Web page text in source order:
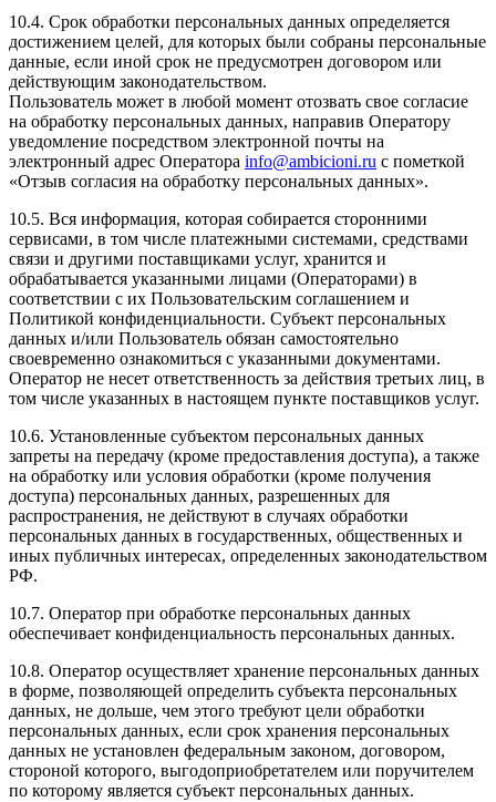
10.4. Срок обработки персональных данных определяется
достижением целей, для которых были собраны персональные
данные, если иной срок не предусмотрен договором или
действующим законодательством.
Пользователь может в любой момент отозвать свое согласие
на обработку персональных данных, направив Оператору
уведомление посредством электронной почты на
электронный адрес Оператора info@ambicioni.ru с пометкой
«Отзыв согласия на обработку персональных данных».
10.5. Вся информация, которая собирается сторонними
сервисами, в том числе платежными системами, средствами
связи и другими поставщиками услуг, хранится и
обрабатывается указанными лицами (Операторами) в
соответствии с их Пользовательским соглашением и
Политикой конфиденциальности. Субъект персональных
данных и/или Пользователь обязан самостоятельно
своевременно ознакомиться с указанными документами.
Оператор не несет ответственность за действия третьих лиц, в
том числе указанных в настоящем пункте поставщиков услуг.
10.6. Установленные субъектом персональных данных
запреты на передачу (кроме предоставления доступа), а также
на обработку или условия обработки (кроме получения
доступа) персональных данных, разрешенных для
распространения, не действуют в случаях обработки
персональных данных в государственных, общественных и
иных публичных интересах, определенных законодательством
РФ.
10.7. Оператор при обработке персональных данных
обеспечивает конфиденциальность персональных данных.
10.8. Оператор осуществляет хранение персональных данных
в форме, позволяющей определить субъекта персональных
данных, не дольше, чем этого требуют цели обработки
персональных данных, если срок хранения персональных
данных не установлен федеральным законом, договором,
стороной которого, выгодоприобретателем или поручителем
по которому является субъект персональных данных.